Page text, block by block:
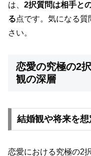
は、 2択質問は相手と
る点です。気になる
さい。
恋愛の究極の2
観の深層
結婚観や将来を
恋愛における究極の2